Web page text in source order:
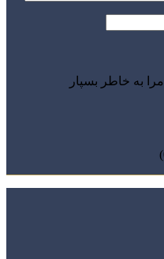
مرا به خاطر بسپار
)